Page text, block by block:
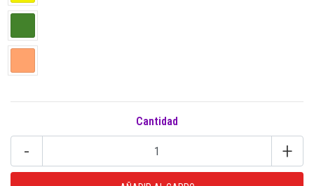
Cantidad
- +